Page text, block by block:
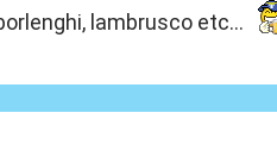
lambrusco etc...